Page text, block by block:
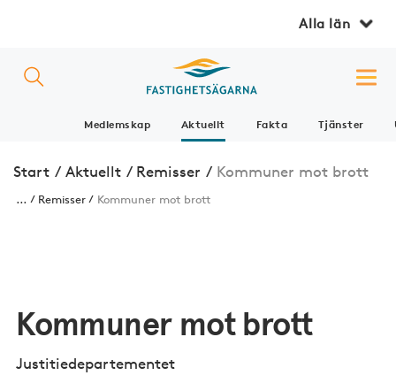
Alla län
Medlemskap Aktuellt Fakta Tjänster
Start / Aktuellt / Remisser / Kommuner mot brott
... Remisser Kommuner mot brott
Kommuner mot brott
Justitiedepartementet